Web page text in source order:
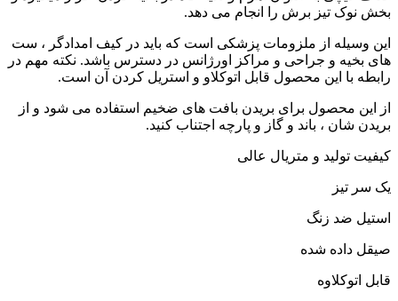
بخش نوک تیز برش را انجام می دهد.
این وسیله از ملزومات پزشکی است که باید در کیف امدادگر ، ست
های بخیه و جراحی و مراکز اورژانس در دسترس باشد. نکته مهم در
رابطه با این محصول قابل اتوکلاو و استریل کردن آن است.
از این محصول برای بریدن بافت های ضخیم استفاده می شود و از
بریدن شان ، باند و گاز و پارچه اجتناب کنید.
کیفیت تولید و متریال عالی
یک سر تیز
استیل ضد زنگ
صیقل داده شده
قابل اتوکلاوه